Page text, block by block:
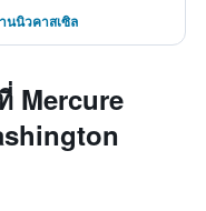
นนิวคาสเซิล
Mercure